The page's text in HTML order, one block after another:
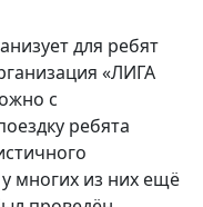
для ребят
«ЛИГА
с
ребята
многих из них ещё